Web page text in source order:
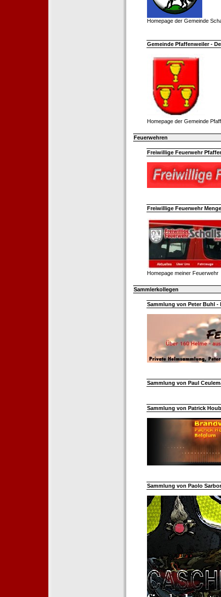
Homepage der Gemeinde
Gemeinde Pfaffenweiler -
Homepage der Gemeinde
Feuerwehren
Freiwillige Feuerwehr
Freiwillige Feuerwehr
Homepage meiner Feuerwehr
Sammlerkollegen
Sammlung von Peter Buhl -
Sammlung von Paul
Sammlung von Patrick
Sammlung von Paolo